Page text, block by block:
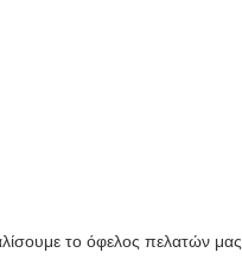
το όφελος πελατών μας